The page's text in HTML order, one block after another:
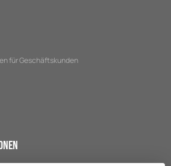
für Geschäftskunden